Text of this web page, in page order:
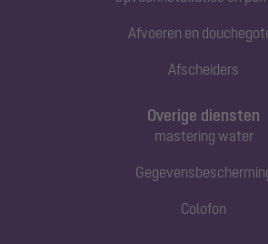
Afvoeren en
Afscheiders
Overige diensten
mastering water
Colofon